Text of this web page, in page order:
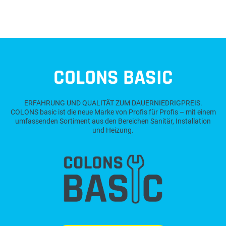
COLONS BASIC
ERFAHRUNG UND QUALITÄT ZUM DAUERNIEDRIGPREIS.
COLONS basic ist die neue Marke von Profis für Profis – mit einem
umfassenden Sortiment aus den Bereichen Sanitär, Installation
und Heizung.